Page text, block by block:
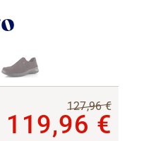
127,96 €
119,96 €